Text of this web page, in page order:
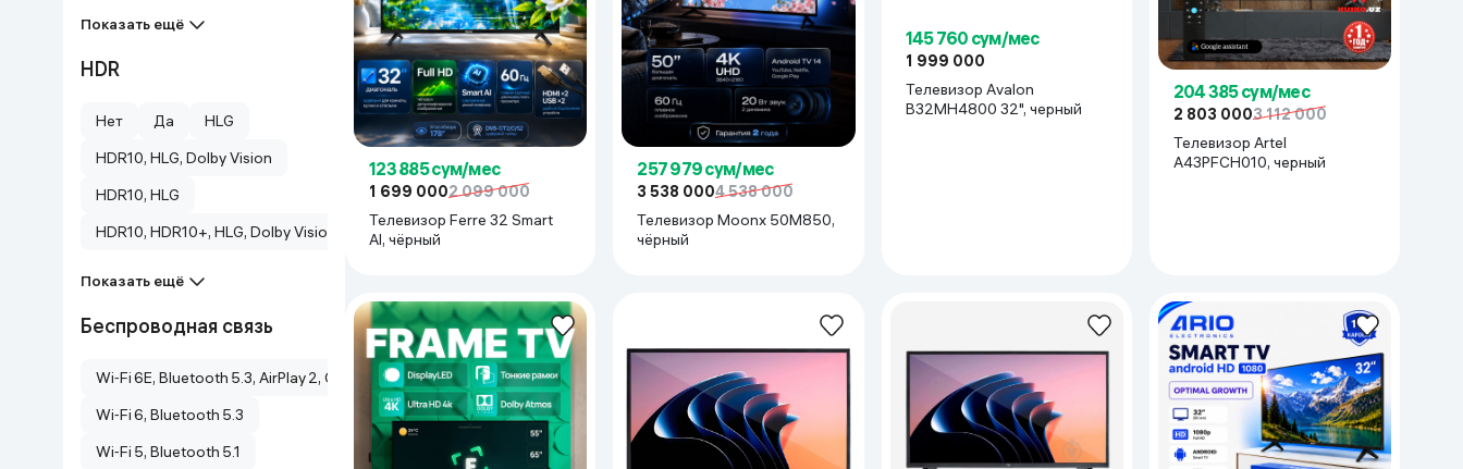
Дом и сад
Бытовая химия
Книги
Одежда и Обувь
Показать ещё
HDR
Нет Да
HLG
HDR10, HLG, Dolby Vision
HDR10, HLG
HDR10, HDR10+, HLG, Dolby Vision IQ
Показать ещё
Беспроводная связь
Wi‑Fi 6E, Bluetooth 5.3, AirPlay 2, Chromecast
Wi‑Fi 6, Bluetooth 5.3
Wi‑Fi 5, Bluetooth 5.1
123 885 сум/мес
1 699 0002 099 000
Телевизор Ferre 32 Smart
AI, чёрный
257 979 сум/мес
3 538 0004 538 000
Телевизор Moonx 50M850,
чёрный
145 760 сум/мес
1 999 000
Телевизор Avalon
B32MH4800 32", черный
204 385 сум/мес
2 803 0003 112 000
Телевизор Artel
A43PFCH010, черный